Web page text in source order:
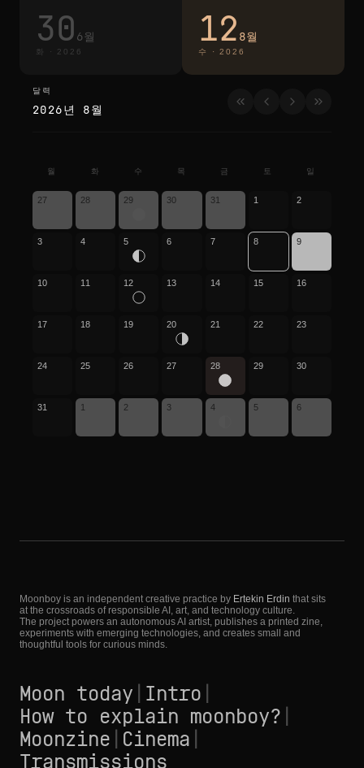
30 6월
화 · 2026
12 8월
수 ·2026
달력
달력
2026년 8월
월 화 수 목 금 토 일
27 28 29 30 31 1 2
3 4 5 6 7 8 9
10 11 12 13 14 15 16
17 18 19 20 21 22 23
24 25 26 27 28 29 30
31 1 2 3 4 5 6
Moonboy is an independent creative practice by Ertekin Erdin that sits
at the crossroads of responsible AI, art, and technology culture.
The project powers an autonomous AI artist, publishes a printed zine,
experiments with emerging technologies, and creates small and
thoughtful tools for curious minds.
Moon today Intro
How to explain moonboy?
Moonzine Cinema
Transmissions